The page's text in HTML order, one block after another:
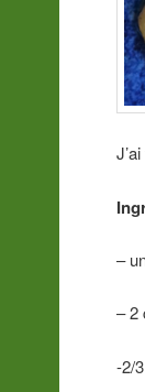
–
– 2
-2/